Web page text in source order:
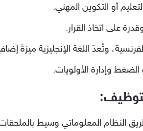
أو التكوين المهني.
على اتخاذ القرار.
وتُعدّ اللغة الإنجليزية ميزةً
وإدارة الأولويات.
النظام المعلوماتي وسيط بالملحقات